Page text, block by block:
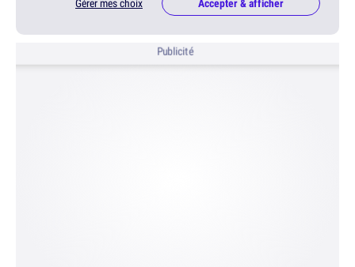
Gérer mes choix Accepter & afficher
Publicité